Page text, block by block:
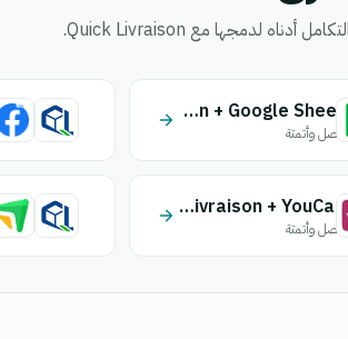
Quick Livraison + Google Sheet
اتصل وأتمتة
Quick Livraison + YouCan
اتصل وأتمتة